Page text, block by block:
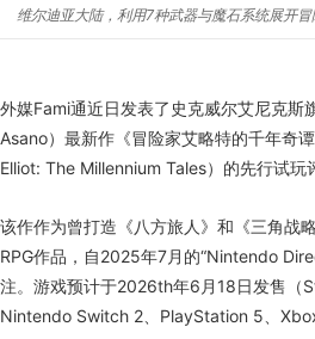
维尔迪亚大陆，利用7种武器与魔石系统展开冒
外媒Fami通近日发表了史克威尔艾尼克斯
Asano）最新作《冒险家艾略特的千年奇
Elliot: The Millennium Tales）的先行试玩
该作作为曾打造《八方旅人》和《三角战
RPG作品，自2025年7月的“Nintendo
注。游戏预计于2026th年6月18日发售（
Nintendo Switch 2、PlayStation 5、